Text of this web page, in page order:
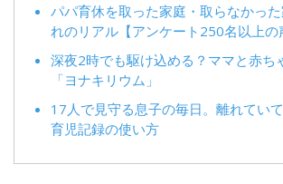
パパ育休を取った家庭・取らなかっ
れのリアル【アンケート250名以上の
深夜2時でも駆け込める？ママと赤ち
「ヨナキリウム」
17人で見守る息子の毎日。離れてい
育児記録の使い方